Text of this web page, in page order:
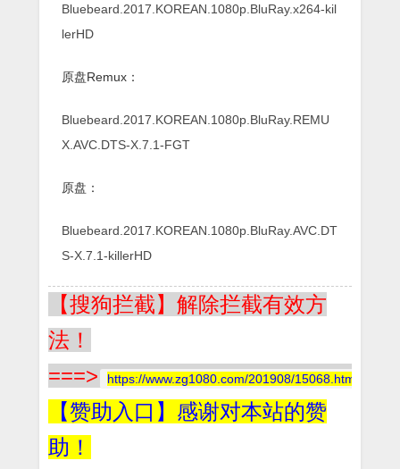
Bluebeard.2017.KOREAN.1080p.BluRay.x264-kil
lerHD
原盘Remux：
Bluebeard.2017.KOREAN.1080p.BluRay.REMU
X.AVC.DTS-X.7.1-FGT
原盘：
Bluebeard.2017.KOREAN.1080p.BluRay.AVC.DT
S-X.7.1-killerHD
【搜狗拦截】解除拦截有效方
法！
===>
https://www.zg1080.com/201908/15068.html
【赞助入口】感谢对本站的赞
助！